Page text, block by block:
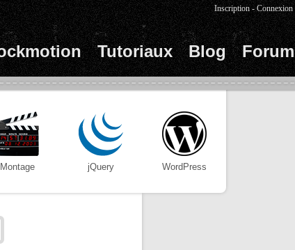
Tutoriaux Blog Forum
Inscription -Connexion
Montage jQuery WordPress